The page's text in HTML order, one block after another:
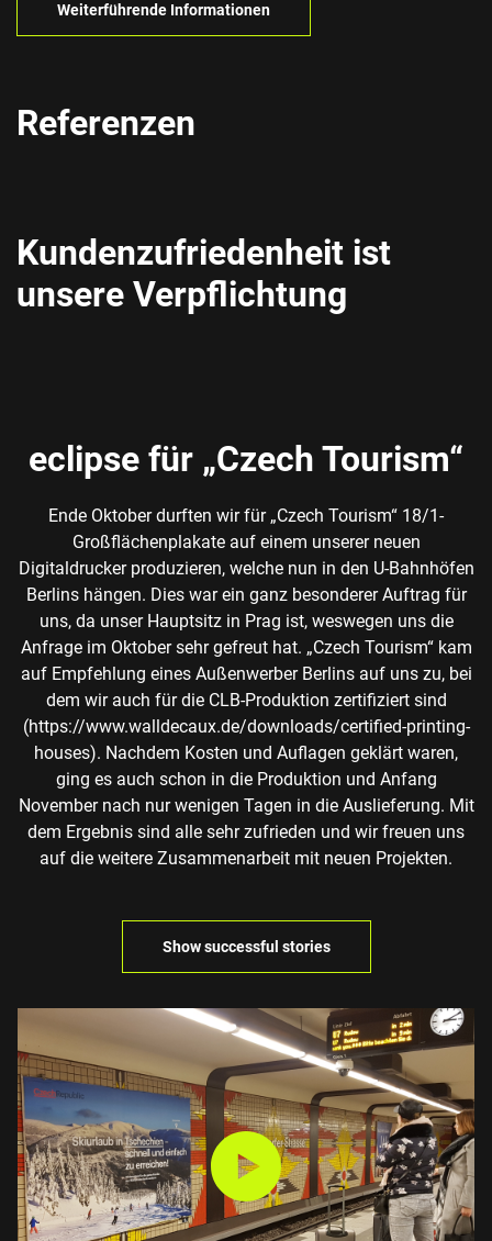
Weiterführende Informationen
Referenzen
Kundenzufriedenheit ist
unsere Verpflichtung
eclipse für „Czech Tourism“
Ende Oktober durften wir für „Czech Tourism“ 18/1-
Großflächenplakate auf einem unserer neuen
Digitaldrucker produzieren, welche nun in den U-Bahnhöfen
Berlins hängen. Dies war ein ganz besonderer Auftrag für
uns, da unser Hauptsitz in Prag ist, weswegen uns die
Anfrage im Oktober sehr gefreut hat. „Czech Tourism“ kam
auf Empfehlung eines Außenwerber Berlins auf uns zu, bei
dem wir auch für die CLB-Produktion zertifiziert sind
(https://www.walldecaux.de/downloads/certified-printing-
houses). Nachdem Kosten und Auflagen geklärt waren,
ging es auch schon in die Produktion und Anfang
November nach nur wenigen Tagen in die Auslieferung. Mit
dem Ergebnis sind alle sehr zufrieden und wir freuen uns
auf die weitere Zusammenarbeit mit neuen Projekten.
Show successful stories